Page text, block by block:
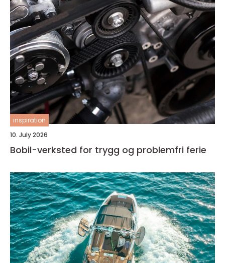
inspiration
10. July 2026
Bobil-verksted for trygg og problemfri ferie